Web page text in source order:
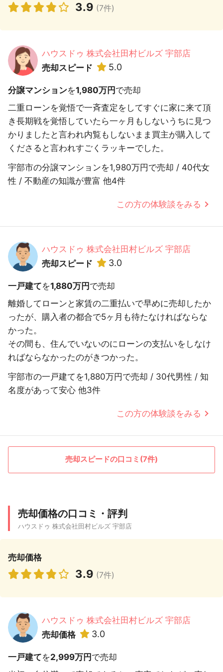
3.9 (7件)
ハウスドゥ 株式会社田村ビルズ 宇部店
売却スピード
5.0
分譲マンションを1,980万円で売却
二重ローンを覚悟で一斉査定をしてすぐに家に来て頂
き長期戦を覚悟していたら一ヶ月もしないうちに見つ
かりましたと言われ内覧もしないまま買主が購入して
くださると言われすごくラッキーでした。
宇部市の分譲マンションを1,980万円で売却 / 40代女
性 / 不動産の知識が豊富 他4件
この方の体験談をみる
ハウスドゥ 株式会社田村ビルズ 宇部店
売却スピード
3.0
一戸建てを1,880万円 で売却
離婚してローンと家賃の二重払いで早めに売却したか
ったが、購入者の都合で5ヶ月も待たなければならな
かった。
その間も、住んでいないのにローンの支払いをしなけ
ればならなかったのがきつかった。
宇部市の一戸建てを1,880万円で売却 / 30代男性 / 知
名度があって安心 他3件
この方の体験談をみる
売却スピードの口コミ(7件)
売却価格の口コミ・評判
ハウスドゥ 株式会社田村ビルズ 宇部店
売却価格
3.9 (7件)
ハウスドゥ 株式会社田村ビルズ 宇部店
売却価格
3.0
一戸建てを2,999万円で売却